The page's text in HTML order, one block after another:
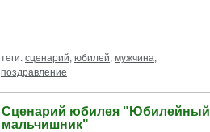
теги: сценарий, юбилей, мужчина,
поздравление
Сценарий юбилея "Юбилейный
мальчишник"